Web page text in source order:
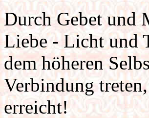
Durch Gebet und
Liebe - Licht und
dem höheren
Verbindung
erreicht!